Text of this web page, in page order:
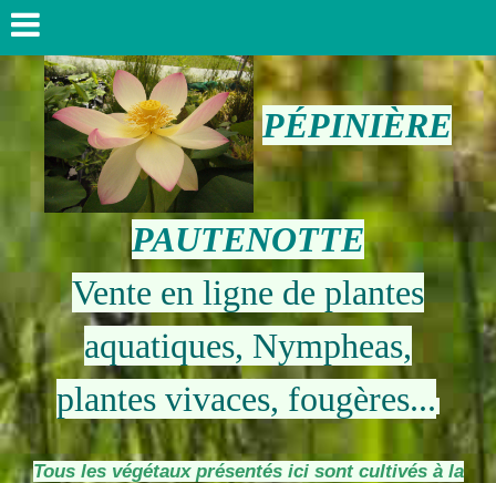
PÉPINIÈRE
PAUTENOTTE
Vente en ligne de plantes
aquatiques, Nympheas,
plantes vivaces, fougères...
Tous les végétaux présentés ici sont cultivés à la